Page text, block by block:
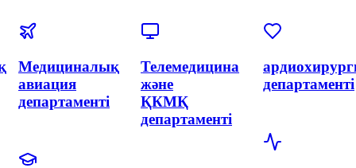
Эндоваскулярлық
хирургия
және
департаменті
Акушерлік
және
гинекология
орталығы
Акушерлік
департаменті